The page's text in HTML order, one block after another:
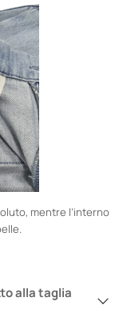
mentre l’interno
alla taglia